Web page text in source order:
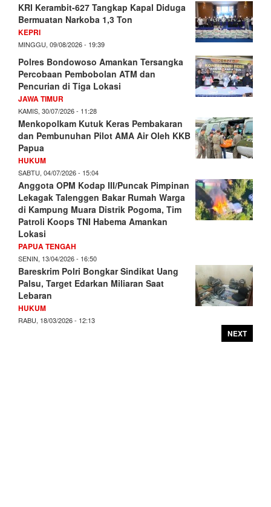
KRI Kerambit-627 Tangkap Kapal Diduga
Bermuatan Narkoba 1,3 Ton
KEPRI
MINGGU, 09/08/2026 - 19:39
Polres Bondowoso Amankan Tersangka
Percobaan Pembobolan ATM dan
Pencurian di Tiga Lokasi
JAWA TIMUR
KAMIS, 30/07/2026 - 11:28
Menkopolkam Kutuk Keras Pembakaran
dan Pembunuhan Pilot AMA Air Oleh KKB
Papua
HUKUM
SABTU, 04/07/2026 - 15:04
Anggota OPM Kodap III/Puncak Pimpinan
Lekagak Talenggen Bakar Rumah Warga
di Kampung Muara Distrik Pogoma, Tim
Patroli Koops TNI Habema Amankan
Lokasi
PAPUA TENGAH
SENIN, 13/04/2026 - 16:50
Bareskrim Polri Bongkar Sindikat Uang
Palsu, Target Edarkan Miliaran Saat
Lebaran
HUKUM
RABU, 18/03/2026 - 12:13
NEXT